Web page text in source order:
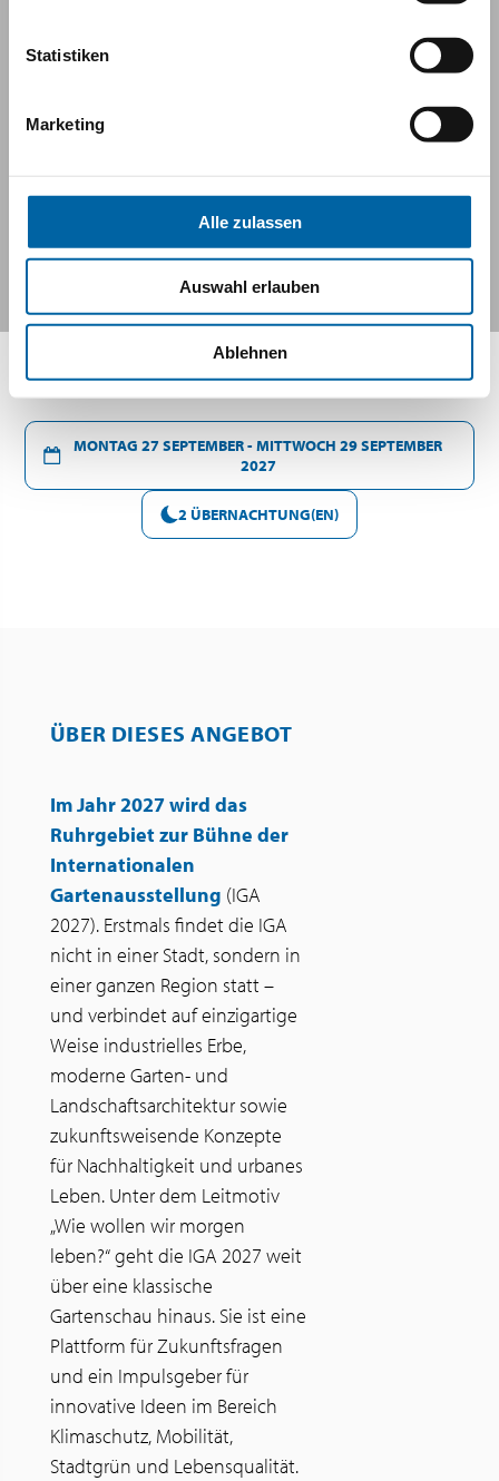
Statistiken
Marketing
Alle zulassen
Auswahl erlauben
Ablehnen
MONTAG 27 SEPTEMBER - MITTWOCH 29 SEPTEMBER
2027
2 ÜBERNACHTUNG(EN)
ÜBER DIESES ANGEBOT
Im Jahr 2027 wird das
Ruhrgebiet zur Bühne der
Internationalen
Gartenausstellung (IGA
2027). Erstmals findet die IGA
nicht in einer Stadt, sondern in
einer ganzen Region statt –
und verbindet auf einzigartige
Weise industrielles Erbe,
moderne Garten- und
Landschaftsarchitektur sowie
zukunftsweisende Konzepte
für Nachhaltigkeit und urbanes
Leben. Unter dem Leitmotiv
„Wie wollen wir morgen
leben?“ geht die IGA 2027 weit
über eine klassische
Gartenschau hinaus. Sie ist eine
Plattform für Zukunftsfragen
und ein Impulsgeber für
innovative Ideen im Bereich
Klimaschutz, Mobilität,
Stadtgrün und Lebensqualität.